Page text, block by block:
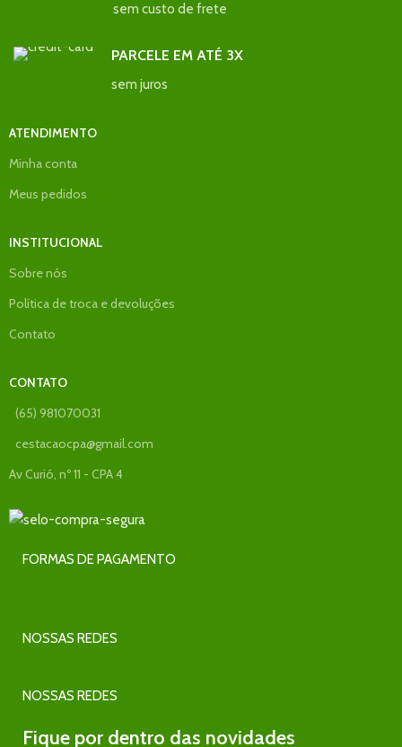
sem custo de frete
PARCELE EM ATÉ 3X
sem juros
ATENDIMENTO
Minha conta
Meus pedidos
INSTITUCIONAL
Sobre nós
Política de troca e devoluções
Contato
CONTATO
(65) 981070031
cestacaocpa@gmail.com
Av Curió, nº 11 - CPA 4
FORMAS DE PAGAMENTO
NOSSAS REDES
NOSSAS REDES
Fique por dentro das novidades